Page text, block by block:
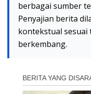
berbagai sumber
Penyajian berita
kontekstual sesuai
berkembang.